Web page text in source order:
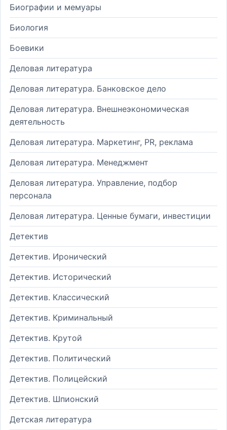
Биографии и мемуары
Биология
Боевики
Деловая литература
Деловая литература. Банковское дело
Деловая литература. Внешнеэкономическая
деятельность
Деловая литература. Маркетинг, PR, реклама
Деловая литература. Менеджмент
Деловая литература. Управление, подбор
персонала
Деловая литература. Ценные бумаги, инвестиции
Детектив
Детектив. Иронический
Детектив. Исторический
Детектив. Классический
Детектив. Криминальный
Детектив. Крутой
Детектив. Политический
Детектив. Полицейский
Детектив. Шпионский
Детская литература